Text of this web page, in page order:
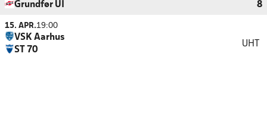
Grundfør UI
8
15. APR.19:00
VSK Aarhus
ST 70
UHT